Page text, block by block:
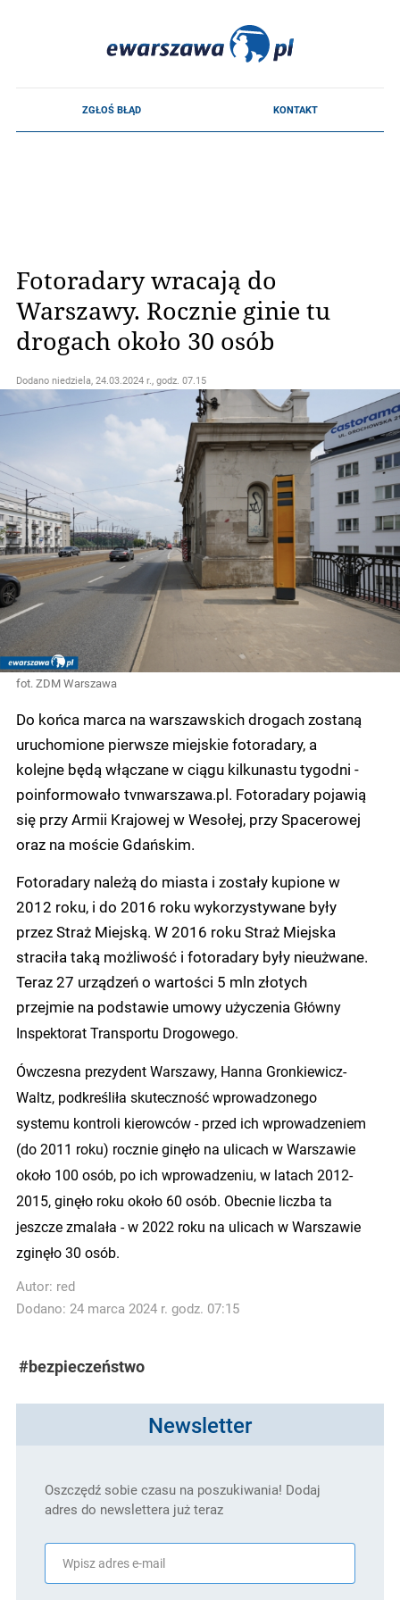
Fotoradary wracają do
Warszawy. Rocznie ginie tu
drogach około 30 osób
Dodano niedziela, 24.03.2024 r., godz. 07.15
fot. ZDM Warszawa
Do końca marca na warszawskich drogach zostaną
uruchomione pierwsze miejskie fotoradary, a
kolejne będą włączane w ciągu kilkunastu tygodni -
poinformowało tvnwarszawa.pl. Fotoradary pojawią
się przy Armii Krajowej w Wesołej, przy Spacerowej
oraz na moście Gdańskim.
Fotoradary należą do miasta i zostały kupione w
2012 roku, i do 2016 roku wykorzystywane były
przez Straż Miejską. W 2016 roku Straż Miejska
straciła taką możliwość i fotoradary były nieużwane.
Teraz 27 urządzeń o wartości 5 mln złotych
przejmie na podstawie umowy użyczenia Główny
Inspektorat Transportu Drogowego.
Ówczesna prezydent Warszawy, Hanna Gronkiewicz-
Waltz, podkreśliła skuteczność wprowadzonego
systemu kontroli kierowców - przed ich wprowadzeniem
(do 2011 roku) rocznie ginęło na ulicach w Warszawie
około 100 osób, po ich wprowadzeniu, w latach 2012-
2015, ginęło roku około 60 osób. Obecnie liczba ta
jeszcze zmalała - w 2022 roku na ulicach w Warszawie
zginęło 30 osób.
Autor: red
Dodano: 24 marca 2024 r. godz. 07:15
#bezpieczeństwo
Newsletter
Oszczędź sobie czasu na poszukiwania! Dodaj
adres do newslettera już teraz